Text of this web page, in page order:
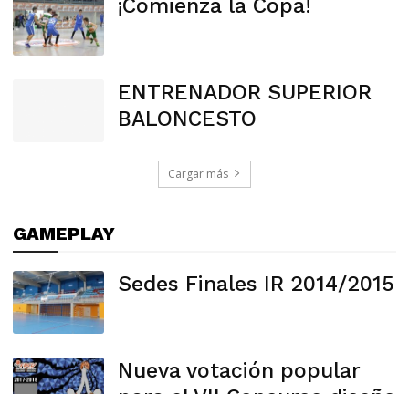
¡Comienza la Copa!
ENTRENADOR SUPERIOR
BALONCESTO
Cargar más
GAMEPLAY
Sedes Finales IR 2014/2015
Nueva votación popular